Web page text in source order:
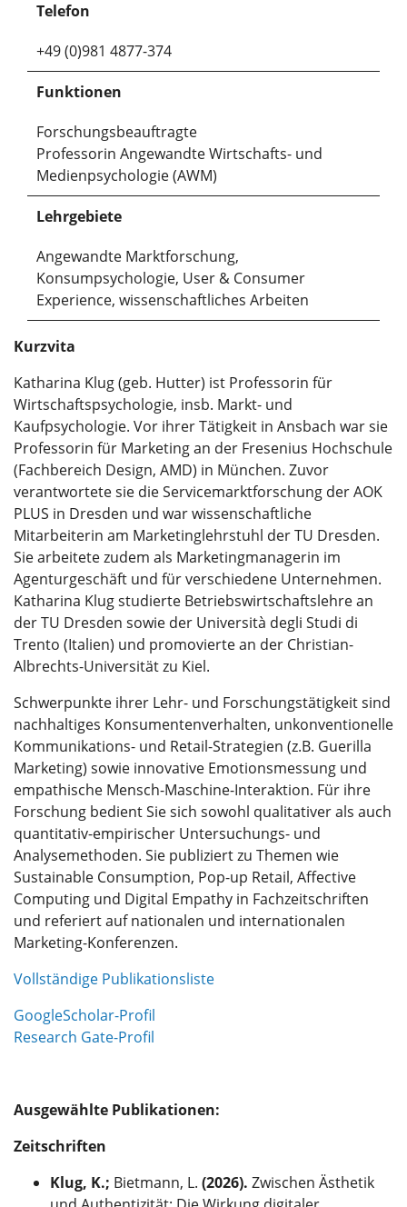
Telefon
+49 (0)981 4877-374
Funktionen
Forschungsbeauftragte
Professorin Angewandte Wirtschafts- und
Medienpsychologie (AWM)
Lehrgebiete
Angewandte Marktforschung,
Konsumpsychologie, User & Consumer
Experience, wissenschaftliches Arbeiten
Kurzvita
Katharina Klug (geb. Hutter) ist Professorin für
Wirtschaftspsychologie, insb. Markt- und
Kaufpsychologie. Vor ihrer Tätigkeit in Ansbach war sie
Professorin für Marketing an der Fresenius Hochschule
(Fachbereich Design, AMD) in München. Zuvor
verantwortete sie die Servicemarktforschung der AOK
PLUS in Dresden und war wissenschaftliche
Mitarbeiterin am Marketinglehrstuhl der TU Dresden.
Sie arbeitete zudem als Marketingmanagerin im
Agenturgeschäft und für verschiedene Unternehmen.
Katharina Klug studierte Betriebswirtschaftslehre an
der TU Dresden sowie der Università degli Studi di
Trento (Italien) und promovierte an der Christian-
Albrechts-Universität zu Kiel.
Schwerpunkte ihrer Lehr- und Forschungstätigkeit sind
nachhaltiges Konsumentenverhalten, unkonventionelle
Kommunikations- und Retail-Strategien (z.B. Guerilla
Marketing) sowie innovative Emotionsmessung und
empathische Mensch-Maschine-Interaktion. Für ihre
Forschung bedient Sie sich sowohl qualitativer als auch
quantitativ-empirischer Untersuchungs- und
Analysemethoden. Sie publiziert zu Themen wie
Sustainable Consumption, Pop-up Retail, Affective
Computing und Digital Empathy in Fachzeitschriften
und referiert auf nationalen und internationalen
Marketing-Konferenzen.
Vollständige Publikationsliste
GoogleScholar-Profil
Research Gate-Profil
Ausgewählte Publikationen:
Zeitschriften
Klug, K.; Bietmann, L. (2026). Zwischen Ästhetik